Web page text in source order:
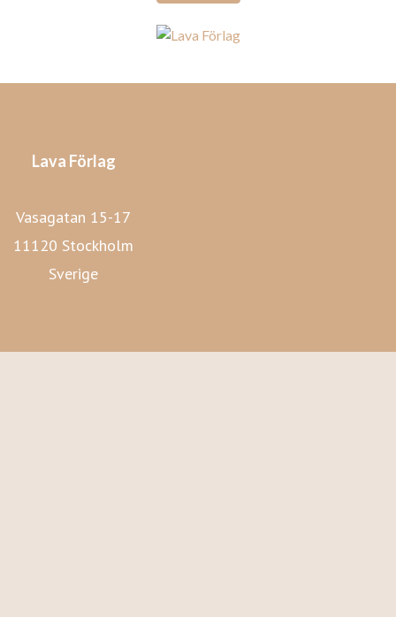
Lava Förlag
Vasagatan 15-17
11120 Stockholm
Sverige